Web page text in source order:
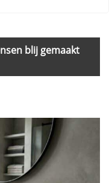
blij gemaakt